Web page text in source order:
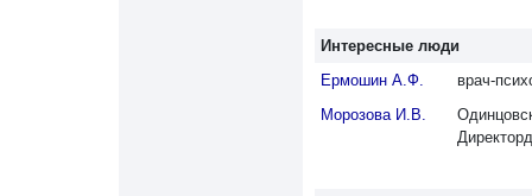
Интересные люди
Ермошин А.Ф.
врач-
Морозова И.В.